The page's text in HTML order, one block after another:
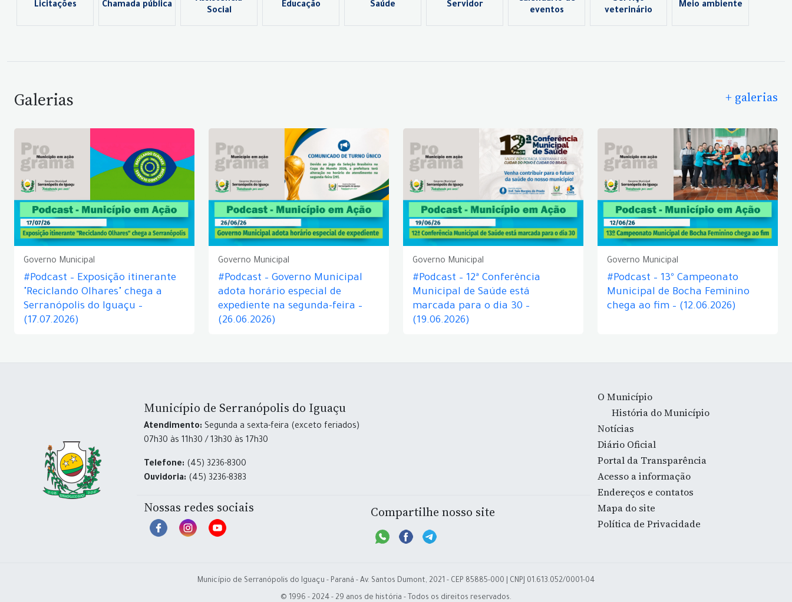
Licitações Chamada pública
Social
Educação Saúde Servidor
eventos
veterinário
Meio ambiente
Galerias + galerias
Governo Municipal
#Podcast – Exposição itinerante
"Reciclando Olhares" chega a
Serranópolis do Iguaçu –
(17.07.2026)
Governo Municipal
#Podcast – Governo Municipal
adota horário especial de
expediente na segunda-feira –
(26.06.2026)
Governo Municipal
#Podcast – 12ª Conferência
Municipal de Saúde está
marcada para o dia 30 –
(19.06.2026)
Governo Municipal
#Podcast – 13º Campeonato
Municipal de Bocha Feminino
chega ao fim – (12.06.2026)
Município de Serranópolis do Iguaçu
Atendimento: Segunda a sexta-feira (exceto feriados)
07h30 às 11h30 / 13h30 às 17h30
Telefone: (45) 3236-8300
Ouvidoria: (45) 3236-8383
Nossas redes sociais Compartilhe nosso site
O Município
História do Município
Notícias
Diário Oficial
Portal da Transparência
Acesso a informação
Endereços e contatos
Mapa do site
Política de Privacidade
Município de Serranópolis do Iguaçu - Paraná - Av. Santos Dumont, 2021 - CEP 85885-000 | CNPJ 01.613.052/0001-04
© 1996 - 2024 - 29 anos de história - Todos os direitos reservados.